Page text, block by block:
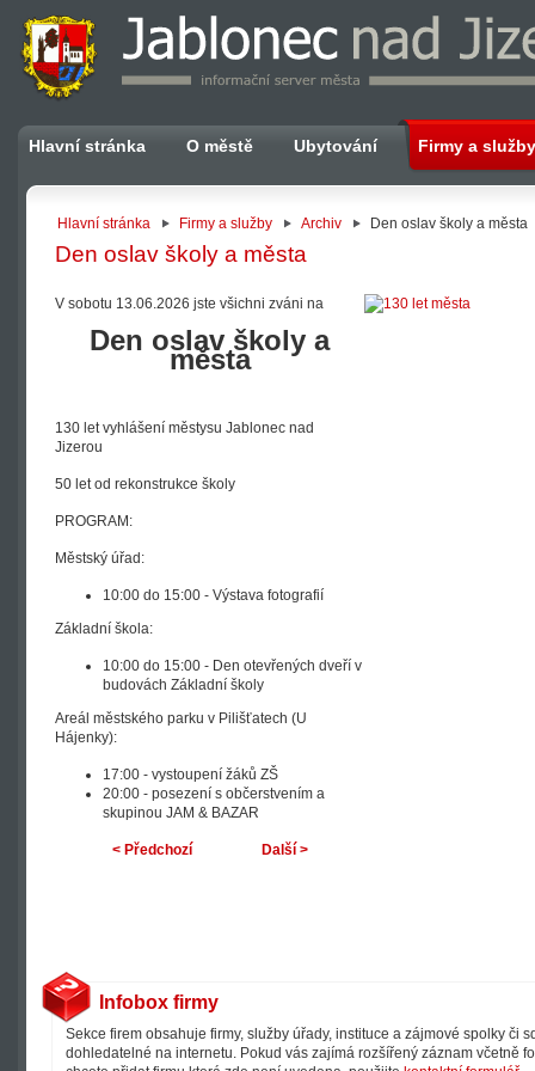
Hlavní stránka O městě Ubytování Firmy a služby
Hlavní stránka Firmy a služby Archiv Den oslav školy a města
Den oslav školy a města
V sobotu 13.06.2026 jste všichni zváni na
Den oslav školy a
města
130 let vyhlášení městysu Jablonec nad
Jizerou
50 let od rekonstrukce školy
PROGRAM:
Městský úřad:
10:00 do 15:00 - Výstava fotografií
Základní škola:
10:00 do 15:00 - Den otevřených dveří v
budovách Základní školy
Areál městského parku v Pilišťatech (U
Hájenky):
17:00 - vystoupení žáků ZŠ
20:00 - posezení s občerstvením a
skupinou JAM & BAZAR
< Předchozí Další >
Infobox firmy
Sekce firem obsahuje firmy, služby úřady, instituce a zájmové spolky či
dohledatelné na internetu. Pokud vás zajímá rozšířený záznam včetně